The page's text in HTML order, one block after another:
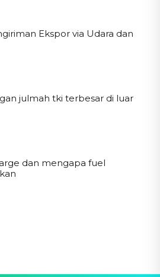
Ekspor via Udara dan
julmah tki terbesar di luar
dan mengapa fuel